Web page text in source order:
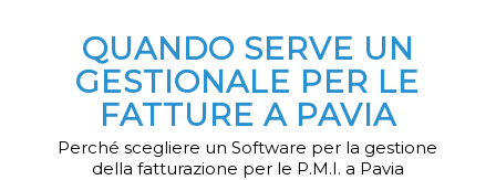
QUANDO SERVE UN
GESTIONALE PER LE
FATTURE A PAVIA
Perché scegliere un Software per la gestione
della fatturazione per le P.M.I. a Pavia